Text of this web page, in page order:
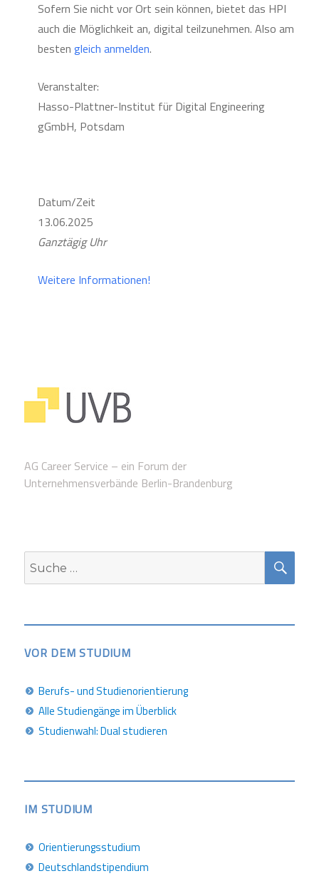
Sofern Sie nicht vor Ort sein können, bietet das HPI
auch die Möglichkeit an, digital teilzunehmen. Also am
besten gleich anmelden.
Veranstalter:
Hasso-Plattner-Institut für Digital Engineering
gGmbH, Potsdam
Datum/Zeit
13.06.2025
Ganztägig Uhr
Weitere Informationen!
AG Career Service – ein Forum der
Unternehmensverbände Berlin-Brandenburg
Suche
nach:
VOR DEM STUDIUM
Berufs- und Studienorientierung
Alle Studiengänge im Überblick
Studienwahl: Dual studieren
IM STUDIUM
Orientierungsstudium
Deutschlandstipendium